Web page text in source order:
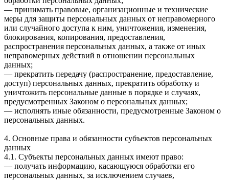
— принимать правовые, организационные и технические
меры для защиты персональных данных от неправомерного
или случайного доступа к ним, уничтожения, изменения,
блокирования, копирования, предоставления,
распространения персональных данных, а также от иных
неправомерных действий в отношении персональных
данных;
— прекратить передачу (распространение, предоставление,
доступ) персональных данных, прекратить обработку и
уничтожить персональные данные в порядке и случаях,
предусмотренных Законом о персональных данных;
— исполнять иные обязанности, предусмотренные Законом о
персональных данных.
4. Основные права и обязанности субъектов персональных
данных
4.1. Субъекты персональных данных имеют право:
— получать информацию, касающуюся обработки его
персональных данных, за исключением случаев,